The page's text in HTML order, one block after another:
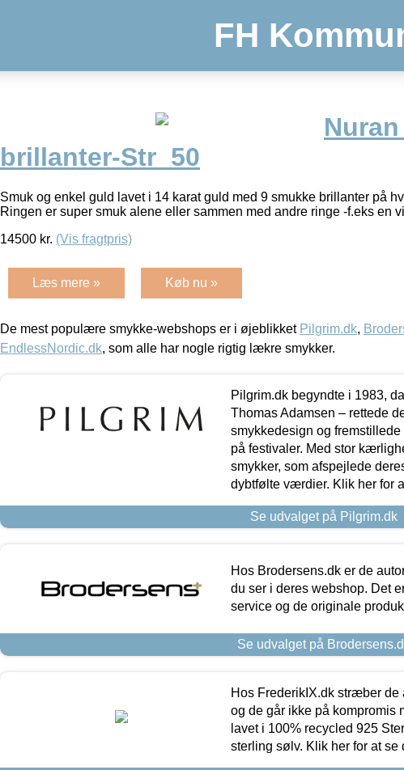
FH
brillanter-Str_50
Smuk og enkel guld lavet i 14 karat guld med 9 smukke brillanter på
Ringen er super smuk alene eller sammen med andre ringe -f.eks en
14500 kr. (Vis fragtpris)
Læs mere » Køb nu »
De mest populære smykke-webshops er i øjeblikket Pilgrim.dk,
EndlessNordic.dk, som alle har nogle rigtig lækre smykker.
Pilgrim.dk begyndte i 1983,
Thomas Adamsen – rettede
smykkedesign og
på festivaler. Med stor
smykker, som afspejlede
dybtfølte værdier. Klik her for
Se udvalget på Pilgrim.dk
Hos Brodersens.dk er de
du ser i deres webshop. Det
service og de originale
Se udvalget på
Hos FrederikIX.dk stræber de
og de går ikke på kompromis
lavet i 100% recycled 925
sterling sølv. Klik her for at se